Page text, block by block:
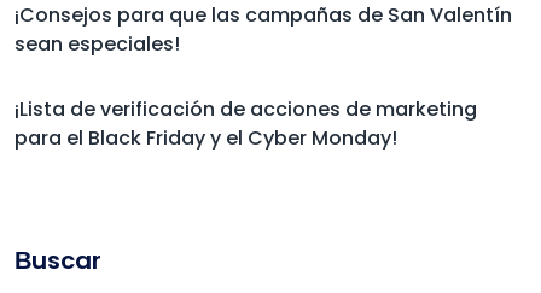
¡Consejos para que las campañas de San Valentín
sean especiales!
¡Lista de verificación de acciones de marketing
para el Black Friday y el Cyber Monday!
Βuscar